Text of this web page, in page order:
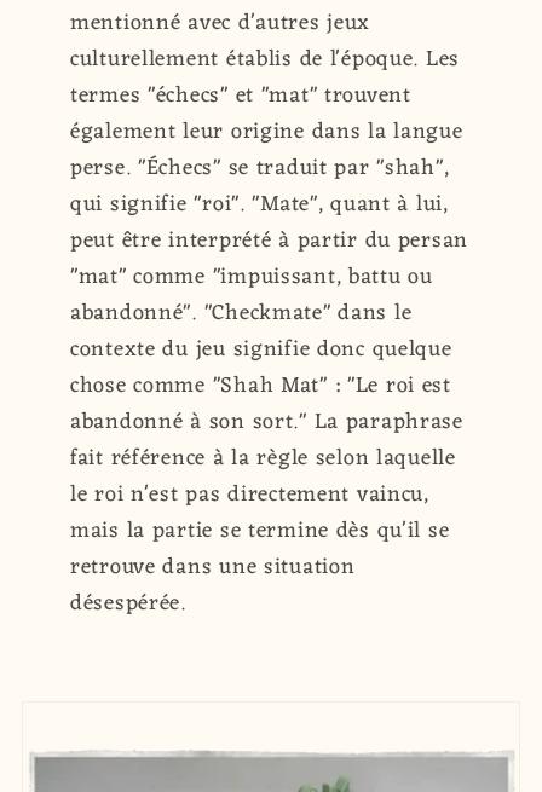
mentionné avec d'autres jeux
culturellement établis de l'époque. Les
termes "échecs" et "mat" trouvent
également leur origine dans la langue
perse. "Échecs" se traduit par "shah",
qui signifie "roi". "Mate", quant à lui,
peut être interprété à partir du persan
"mat" comme "impuissant, battu ou
abandonné". "Checkmate" dans le
contexte du jeu signifie donc quelque
chose comme "Shah Mat" : "Le roi est
abandonné à son sort." La paraphrase
fait référence à la règle selon laquelle
le roi n'est pas directement vaincu,
mais la partie se termine dès qu'il se
retrouve dans une situation
désespérée.